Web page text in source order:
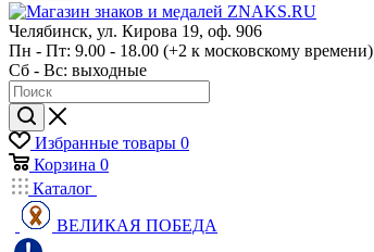
Челябинск, ул. Кирова 19, оф. 906
Пн - Пт: 9.00 - 18.00 (+2 к московскому времени)
Сб - Вс: выходные
Избранные товары 0
Корзина 0
Каталог
ВЕЛИКАЯ ПОБЕДА